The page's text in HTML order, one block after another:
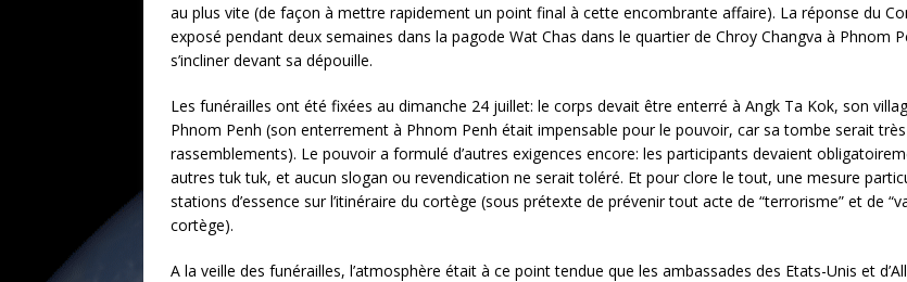
au plus vite (de façon à mettre rapidement un point final à cette encombrante affaire). La réponse du
exposé pendant deux semaines dans la pagode Wat Chas dans le quartier de Chroy Changva à Phnom
s’incliner devant sa dépouille.
Les funérailles ont été fixées au dimanche 24 juillet: le corps devait être enterré à Angk Ta Kok, son
Phnom Penh (son enterrement à Phnom Penh était impensable pour le pouvoir, car sa tombe serait
rassemblements). Le pouvoir a formulé d’autres exigences encore: les participants devaient
autres tuk tuk, et aucun slogan ou revendication ne serait toléré. Et pour clore le tout, une mesure
stations d’essence sur l’itinéraire du cortège (sous prétexte de prévenir tout acte de “terrorisme” et de
cortège).
A la veille des funérailles, l’atmosphère était à ce point tendue que les ambassades des Etats-Unis et